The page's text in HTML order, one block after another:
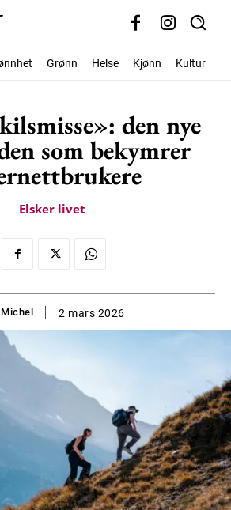
Grønn Helse Kjønn Kultur
den nye
som bekymrer
Elsker livet
2 mars 2026